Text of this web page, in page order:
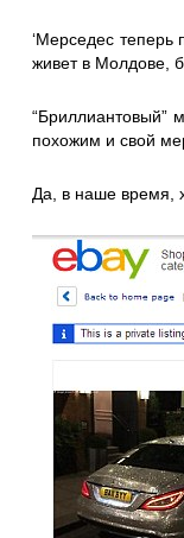
‘Мерседес теперь
живет в Молдове,
“Бриллиантовый”
похожим и свой
Да, в наше время,